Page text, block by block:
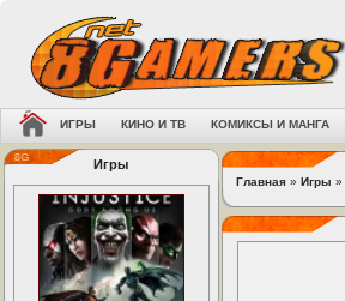
ИГРЫ КИНО И ТВ КОМИКСЫ И МАНГА
Игры
Главная » Игры »